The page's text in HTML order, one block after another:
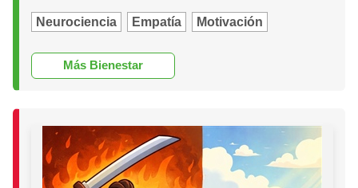
Neurociencia Empatía Motivación
Más Bienestar